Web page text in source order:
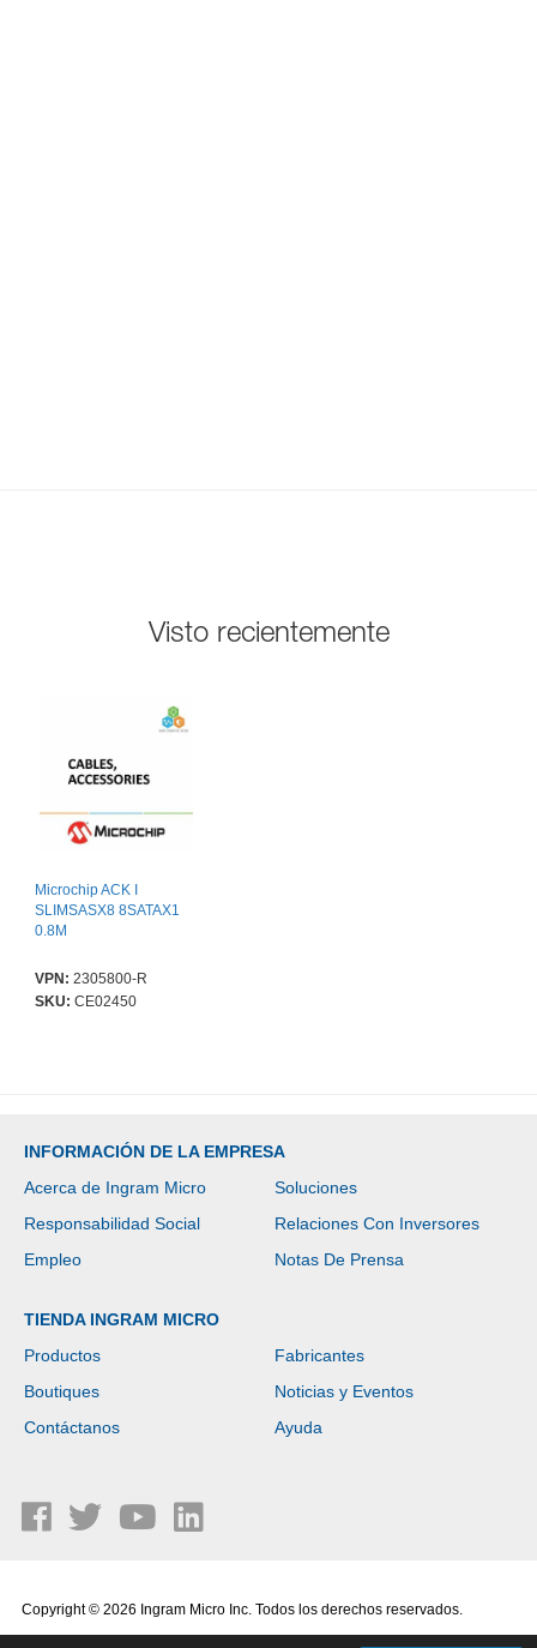
Visto recientemente
Microchip ACK I
SLIMSASX8 8SATAX1
0.8M
VPN: 2305800-R
SKU: CE02450
INFORMACIÓN DE LA EMPRESA
Acerca de Ingram Micro
Soluciones
Responsabilidad Social
Relaciones Con Inversores
Empleo
Notas De Prensa
TIENDA INGRAM MICRO
Productos
Fabricantes
Boutiques
Noticias y Eventos
Contáctanos
Ayuda
Copyright © 2026 Ingram Micro Inc. Todos los derechos reservados.